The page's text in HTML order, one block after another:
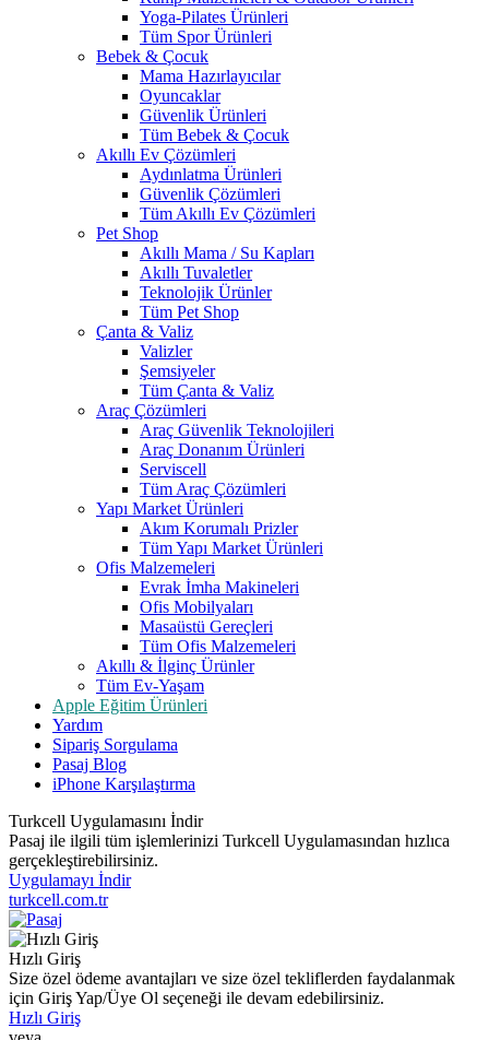
Yoga-Pilates Ürünleri
Tüm Spor Ürünleri
Bebek & Çocuk
Mama Hazırlayıcılar
Oyuncaklar
Güvenlik Ürünleri
Tüm Bebek & Çocuk
Akıllı Ev Çözümleri
Aydınlatma Ürünleri
Güvenlik Çözümleri
Tüm Akıllı Ev Çözümleri
Pet Shop
Akıllı Mama / Su Kapları
Akıllı Tuvaletler
Teknolojik Ürünler
Tüm Pet Shop
Çanta & Valiz
Valizler
Şemsiyeler
Tüm Çanta & Valiz
Araç Çözümleri
Araç Güvenlik Teknolojileri
Araç Donanım Ürünleri
Serviscell
Tüm Araç Çözümleri
Yapı Market Ürünleri
Akım Korumalı Prizler
Tüm Yapı Market Ürünleri
Ofis Malzemeleri
Evrak İmha Makineleri
Ofis Mobilyaları
Masaüstü Gereçleri
Tüm Ofis Malzemeleri
Akıllı & İlginç Ürünler
Tüm Ev-Yaşam
Apple Eğitim Ürünleri
Yardım
Sipariş Sorgulama
Pasaj Blog
iPhone Karşılaştırma
Turkcell Uygulamasını İndir
Pasaj ile ilgili tüm işlemlerinizi Turkcell Uygulamasından hızlıca
gerçekleştirebilirsiniz.
Uygulamayı İndir
turkcell.com.tr
Hızlı Giriş
Size özel ödeme avantajları ve size özel tekliflerden faydalanmak
için Giriş Yap/Üye Ol seçeneği ile devam edebilirsiniz.
Hızlı Giriş